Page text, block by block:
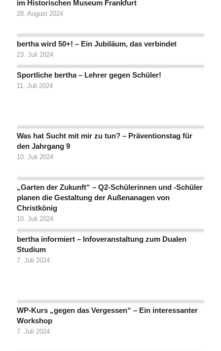
im Historischen Museum Frankfurt
28. August 2024
bertha wird 50+! – Ein Jubiläum, das verbindet
23. Juli 2024
Sportliche bertha – Lehrer gegen Schüler!
11. Juli 2024
Was hat Sucht mit mir zu tun? – Präventionstag für
den Jahrgang 9
10. Juli 2024
„Garten der Zukunft“ – Q2-Schülerinnen und -Schüler
planen die Gestaltung der Außenanagen von
Christkönig
10. Juli 2024
bertha informiert – Infoveranstaltung zum Dualen
Studium
7. Juli 2024
WP-Kurs „gegen das Vergessen“ – Ein interessanter
Workshop
7. Juli 2024